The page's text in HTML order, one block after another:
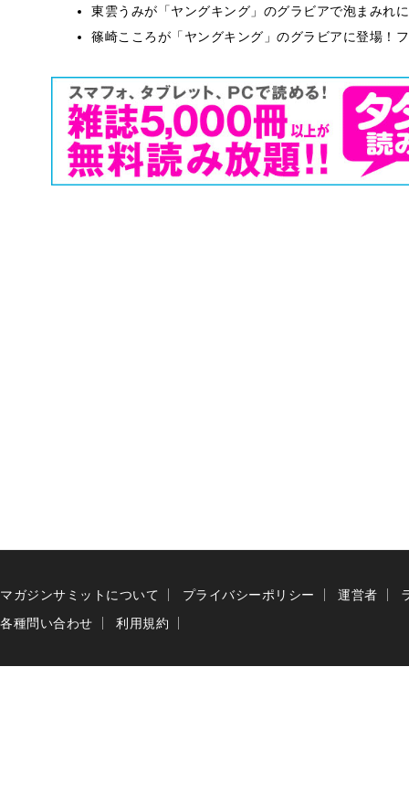
東雲うみが「ヤングキング」のグラビアで泡まみれ
篠崎こころが「ヤングキング」のグラビアに登場！
マガジンサミットについて プライバシーポリシー 運営者
各種問い合わせ
利用規約